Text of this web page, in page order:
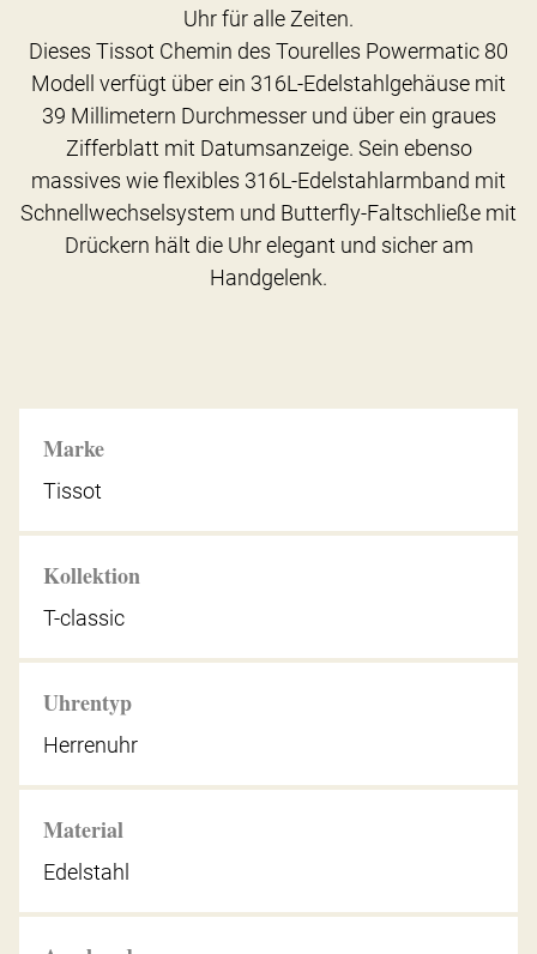
Marke
Tissot
Kollektion
T-classic
Uhrentyp
Herrenuhr
Material
Edelstahl
Uhr für alle Zeiten.
Dieses Tissot Chemin des Tourelles Powermatic 80
Modell verfügt über ein 316L-Edelstahlgehäuse mit
39 Millimetern Durchmesser und über ein graues
Zifferblatt mit Datumsanzeige. Sein ebenso
massives wie flexibles 316L-Edelstahlarmband mit
Schnellwechselsystem und Butterfly-Faltschließe mit
Drückern hält die Uhr elegant und sicher am
Handgelenk.